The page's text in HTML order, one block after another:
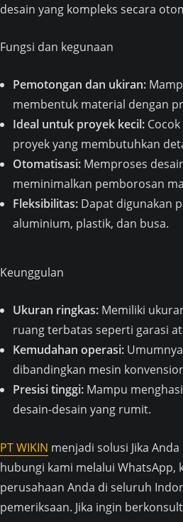
desain yang kompleks secara
Fungsi dan kegunaan
Pemotongan dan ukiran:
membentuk material dengan
Ideal untuk proyek kecil:
proyek yang membutuhkan
Otomatisasi: Memproses
meminimalkan pemborosan
Fleksibilitas: Dapat digunakan
aluminium, plastik, dan busa.
Keunggulan
Ukuran ringkas: Memiliki
ruang terbatas seperti garasi
Kemudahan operasi:
dibandingkan mesin
Presisi tinggi: Mampu
desain-desain yang rumit.
PT WIKIN menjadi solusi Jika
hubungi kami melalui WhatsApp,
perusahaan Anda di seluruh
pemeriksaan. Jika ingin